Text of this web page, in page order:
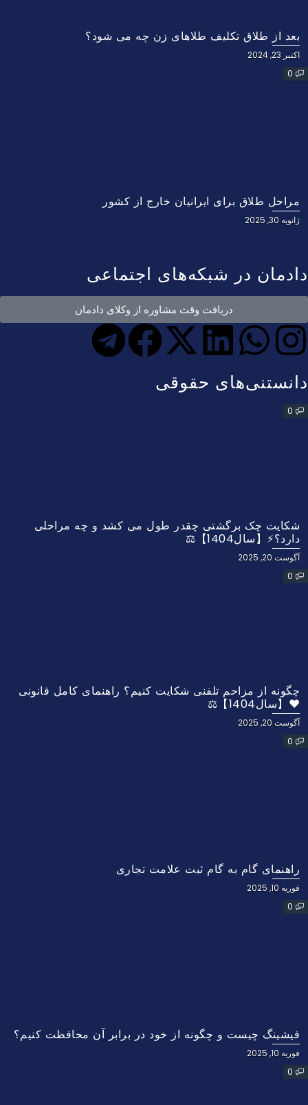
بعد از طلاق تکلیف طلاهای زن چه می شود؟
اکتبر 23, 2024
0
مراحل طلاق برای ایرانیان خارج از کشور
ژانویه 30, 2025
دادمان در شبکه‌های اجتماعی
دریافت وقت مشاوره از وکلای دادمان
دانستنی‌های حقوقی
0
شکایت چک برگشتی چقدر طول می کشد و چه مراحلی
دارد؟⚡【سال1404】⚖️
آگوست 20, 2025
0
چگونه از مزاحم تلفنی شکایت کنیم؟ راهنمای کامل قانونی
❤️【سال1404】⚖️
آگوست 20, 2025
0
راهنمای گام به گام ثبت علامت تجاری
فوریه 10, 2025
0
فیشینگ چیست و چگونه از خود در برابر آن محافظت کنیم؟
فوریه 10, 2025
0